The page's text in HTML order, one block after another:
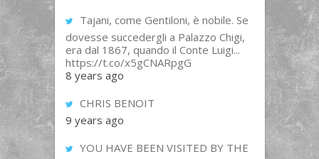
Tajani, come Gentiloni, è nobile. Se
dovesse succedergli a Palazzo Chigi,
era dal 1867, quando il Conte Luigi...
https://t.co/x5gCNARpgG
8 years ago
CHRIS BENOIT
9 years ago
YOU HAVE BEEN VISITED BY THE